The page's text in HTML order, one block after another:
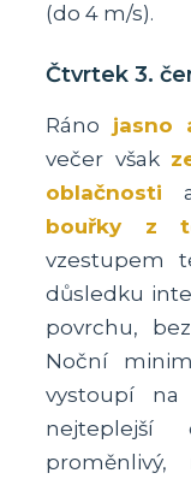
(do 4 m/s).
Čtvrtek 3.
Ráno jasno
večer však
oblačnosti
bouřky z
vzestupem
důsledku
povrchu,
Noční
vystoupí